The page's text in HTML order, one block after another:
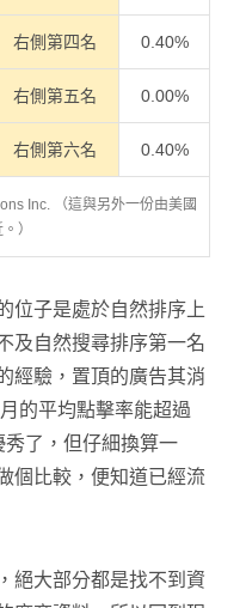
右側第四名 0.40%
右側第五名 0.00%
右側第六名 0.40%
Inc. （這與另外一份由美國
）
位子是處於自然排序上
及自然搜尋排序第一名
經驗，置頂的廣告其消
的平均點擊率能超過
了，但仔細換算一
個比較，便知道已經流
絕大部分都是找不到資